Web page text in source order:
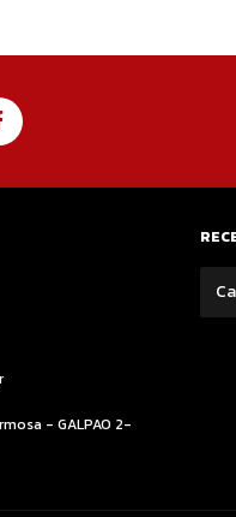
- GALPAO 2-